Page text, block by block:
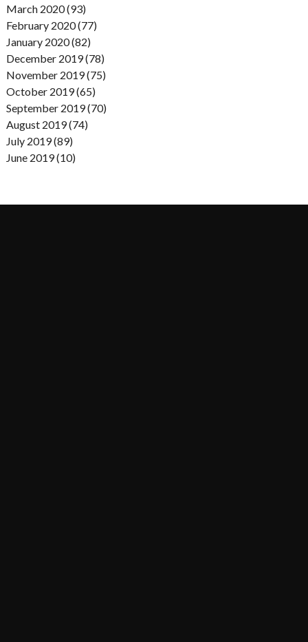
March 2020 (93)
February 2020 (77)
January 2020 (82)
December 2019 (78)
November 2019 (75)
October 2019 (65)
September 2019 (70)
August 2019 (74)
July 2019 (89)
June 2019 (10)